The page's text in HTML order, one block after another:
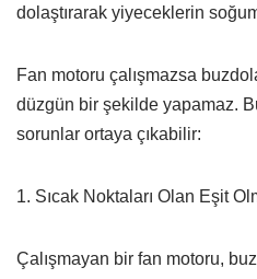
dolaştırarak yiyeceklerin
Fan motoru çalışmazsa
düzgün bir şekilde yapamaz.
sorunlar ortaya çıkabilir:
1. Sıcak Noktaları Olan Eşit
Çalışmayan bir fan motoru,